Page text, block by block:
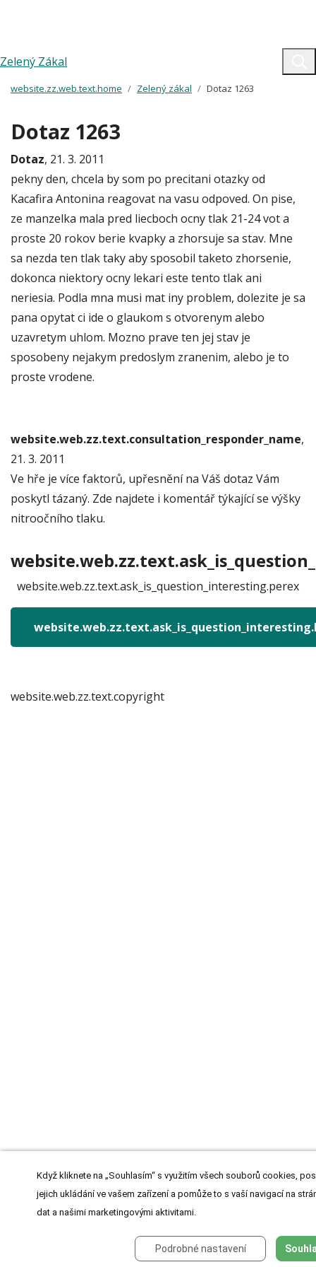
Zelený Zákal
website.zz.web.text.home Zelený zákal Dotaz 1263
Dotaz 1263
Dotaz, 21. 3. 2011
pekny den, chcela by som po precitani otazky od
Kacafira Antonina reagovat na vasu odpoved. On pise,
ze manzelka mala pred liecboch ocny tlak 21-24 vot a
proste 20 rokov berie kvapky a zhorsuje sa stav. Mne
sa nezda ten tlak taky aby sposobil taketo zhorsenie,
dokonca niektory ocny lekari este tento tlak ani
neriesia. Podla mna musi mat iny problem, dolezite je sa
pana opytat ci ide o glaukom s otvorenym alebo
uzavretym uhlom. Mozno prave ten jej stav je
sposobeny nejakym predoslym zranenim, alebo je to
proste vrodene.
website.web.zz.text.consultation_responder_name,
21. 3. 2011
Ve hře je více faktorů, upřesnění na Váš dotaz Vám
poskytl tázaný. Zde najdete i komentář týkající se výšky
nitroočního tlaku.
website.web.zz.text.ask_is_question_interesting.perex
website.web.zz.text.copyright
Když kliknete na „Souhlasím“ s využitím všech souborů cookies,
jejich ukládání ve vašem zařízení a pomůže to s vaší navigací na
dat a našimi marketingovými aktivitami.
Podrobné nastavení